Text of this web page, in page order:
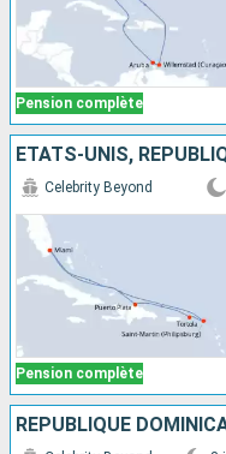
Pension complète
Pension complète
Celebrity Beyond